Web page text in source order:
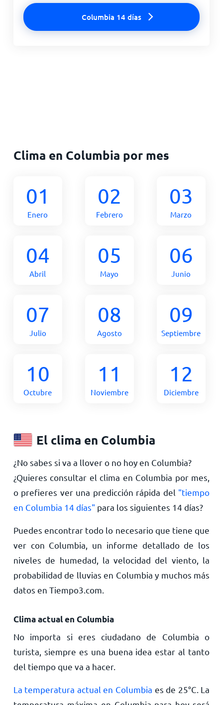
Columbia 14 días
Clima en Columbia por mes
01
Enero
02
Febrero
03
Marzo
04
Abril
05
Mayo
06
Junio
07
Julio
08
Agosto
09
Septiembre
10
Octubre
11
Noviembre
12
Diciembre
El clima en Columbia
¿No sabes si va a llover o no hoy en Columbia?
¿Quieres consultar el clima en Columbia por mes,
o prefieres ver una predicción rápida del "tiempo
en Columbia 14 días" para los siguientes 14 días?
Puedes encontrar todo lo necesario que tiene que
ver con Columbia, un informe detallado de los
niveles de humedad, la velocidad del viento, la
probabilidad de lluvias en Columbia y muchos más
datos en Tiempo3.com.
Clima actual en Columbia
No importa si eres ciudadano de Columbia o
turista, siempre es una buena idea estar al tanto
del tiempo que va a hacer.
La temperatura actual en Columbia es de 25°C . La